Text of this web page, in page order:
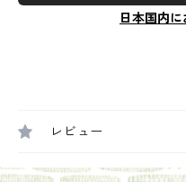
日本国内
レビュー